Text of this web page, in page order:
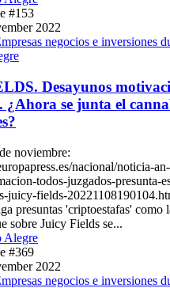
#153
2022
negocios e inversiones
Desayunos
¿Ahora se junta el
noviembre:
nacional/noticia-
todos-juzgados-presunta-
juicy-fields-
presuntas 'criptoestafas' como
sobre Juicy Fields se...
Alegre
#369
2022
negocios e inversiones